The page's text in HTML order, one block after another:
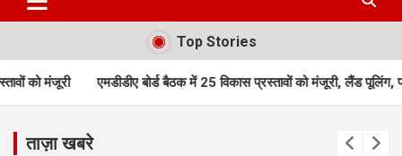
Top Stories
बोर्ड बैठक में 25 विकास प्रस्तावों को मंजूरी, लैंड पूलिंग, पर्यटन, होटल,
ताज़ा खबरे